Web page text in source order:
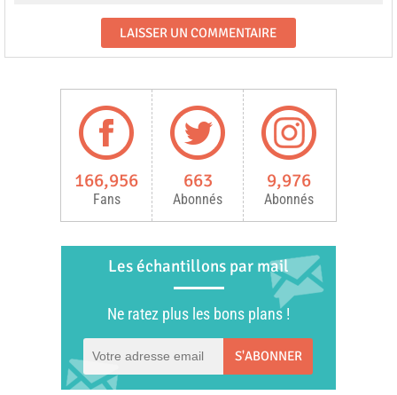
166,956
Fans
663
Abonnés
9,976
Abonnés
Les échantillons par mail
Ne ratez plus les bons plans !
S'ABONNER